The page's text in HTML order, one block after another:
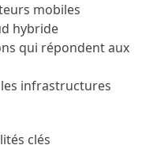
mobiles
hybride
qui répondent aux
infrastructures
clés